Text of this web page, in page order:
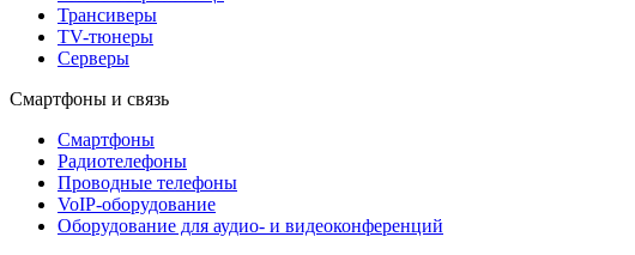
Трансиверы
TV-тюнеры
Серверы
Смартфоны и связь
Смартфоны
Радиотелефоны
Проводные телефоны
VoIP-оборудование
Оборудование для аудио- и видеоконференций